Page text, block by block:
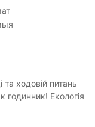
ходовій питань
Екологія